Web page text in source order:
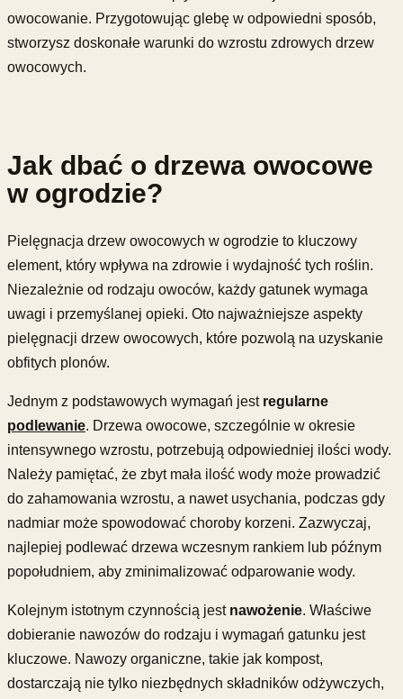
owocowanie. Przygotowując glebę w odpowiedni sposób,
stworzysz doskonałe warunki do wzrostu zdrowych drzew
owocowych.
Jak dbać o drzewa owocowe
w ogrodzie?
Pielęgnacja drzew owocowych w ogrodzie to kluczowy
element, który wpływa na zdrowie i wydajność tych roślin.
Niezależnie od rodzaju owoców, każdy gatunek wymaga
uwagi i przemyślanej opieki. Oto najważniejsze aspekty
pielęgnacji drzew owocowych, które pozwolą na uzyskanie
obfitych plonów.
Jednym z podstawowych wymagań jest regularne
podlewanie. Drzewa owocowe, szczególnie w okresie
intensywnego wzrostu, potrzebują odpowiedniej ilości wody.
Należy pamiętać, że zbyt mała ilość wody może prowadzić
do zahamowania wzrostu, a nawet usychania, podczas gdy
nadmiar może spowodować choroby korzeni. Zazwyczaj,
najlepiej podlewać drzewa wczesnym rankiem lub późnym
popołudniem, aby zminimalizować odparowanie wody.
Kolejnym istotnym czynnością jest nawożenie. Właściwe
dobieranie nawozów do rodzaju i wymagań gatunku jest
kluczowe. Nawozy organiczne, takie jak kompost,
dostarczają nie tylko niezbędnych składników odżywczych,